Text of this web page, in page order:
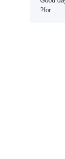
for?